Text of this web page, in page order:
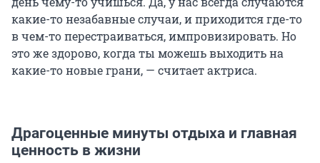
какие-то незабавные случаи, и приходится где-то
в чем-то перестраиваться, импровизировать. Но
это же здорово, когда ты можешь выходить на
какие-то новые грани, — считает актриса.
Драгоценные минуты отдыха и главная
ценность в жизни